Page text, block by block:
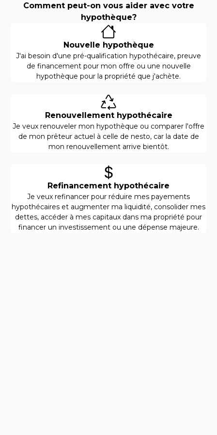
Comment peut-on vous aider avec votre
hypothèque?
Nouvelle hypothèque
J'ai besoin d'une pré-qualification hypothécaire, preuve
de financement pour mon offre ou une nouvelle
hypothèque pour la propriété que j'achète.
Renouvellement hypothécaire
Je veux renouveler mon hypothèque ou comparer l'offre
de mon prêteur actuel à celle de nesto, car la date de
mon renouvellement arrive bientôt.
Refinancement hypothécaire
Je veux refinancer pour réduire mes payements
hypothécaires et augmenter ma liquidité, consolider mes
dettes, accéder à mes capitaux dans ma propriété pour
financer un investissement ou une dépense majeure.